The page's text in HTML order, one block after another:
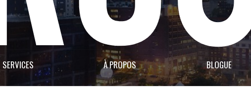
SERVICES À PROPOS BLOGUE